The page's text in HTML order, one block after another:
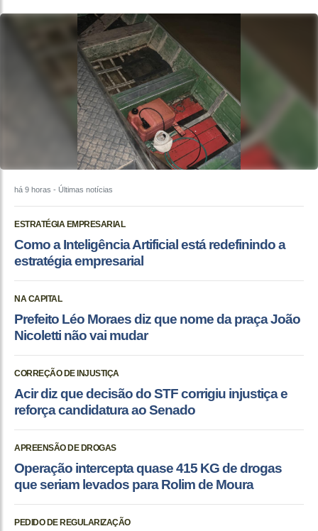
há 9 horas - Últimas notícias
ESTRATÉGIA EMPRESARIAL
Como a Inteligência Artificial está redefinindo a
estratégia empresarial
NA CAPITAL
Prefeito Léo Moraes diz que nome da praça João
Nicoletti não vai mudar
CORREÇÃO DE INJUSTIÇA
Acir diz que decisão do STF corrigiu injustiça e
reforça candidatura ao Senado
APREENSÃO DE DROGAS
Operação intercepta quase 415 KG de drogas
que seriam levados para Rolim de Moura
PEDIDO DE REGULARIZAÇÃO